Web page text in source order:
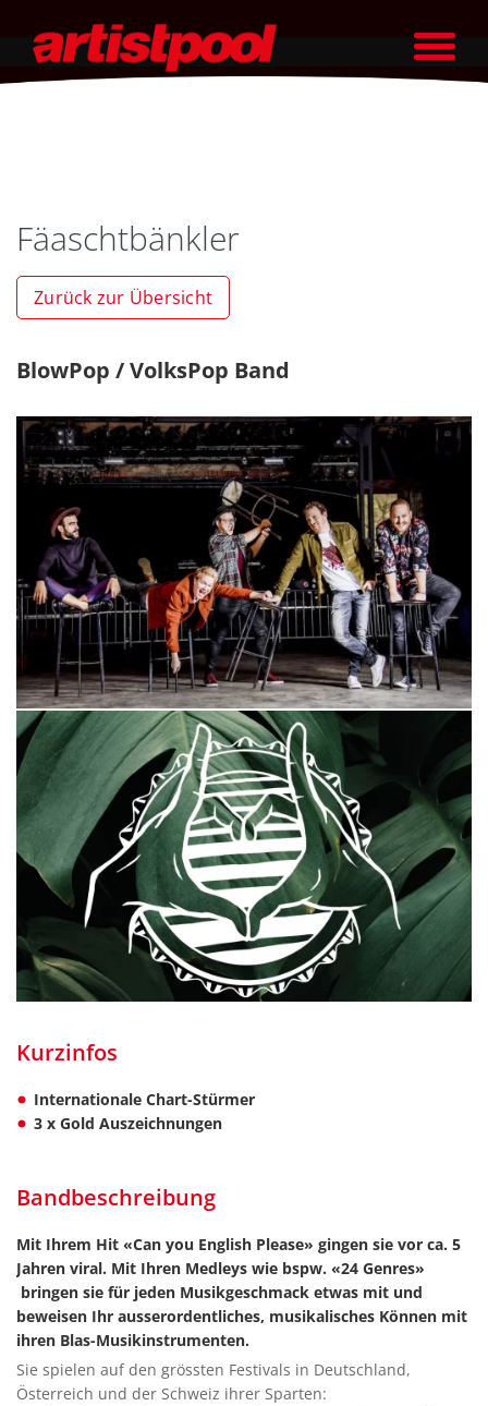
Fäaschtbänkler
Zurück zur Übersicht
BlowPop / VolksPop Band
Kurzinfos
Internationale Chart-Stürmer
3 x Gold Auszeichnungen
Bandbeschreibung
Mit Ihrem Hit «Can you English Please» gingen sie vor ca. 5
Jahren viral. Mit Ihren Medleys wie bspw. «24 Genres»
bringen sie für jeden Musikgeschmack etwas mit und
beweisen Ihr ausserordentliches, musikalisches Können mit
ihren Blas-Musikinstrumenten.
Sie spielen auf den grössten Festivals in Deutschland,
Österreich und der Schweiz ihrer Sparten: